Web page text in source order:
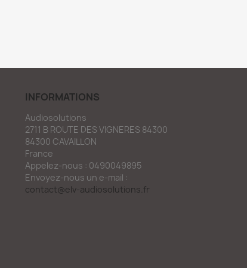
INFORMATIONS
Audiosolutions
2711 B ROUTE DES VIGNERES 84300
84300 CAVAILLON
France
Appelez-nous : 0490049895
Envoyez-nous un e-mail :
contact@elv-audiosolutions.fr